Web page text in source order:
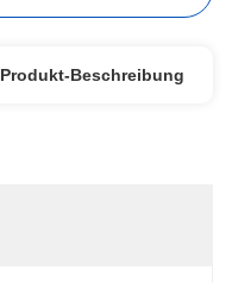
Produkt-Beschreibung